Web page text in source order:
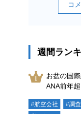
コ
週間ラン
お盆の国
ANA前年
#航空会社 #調